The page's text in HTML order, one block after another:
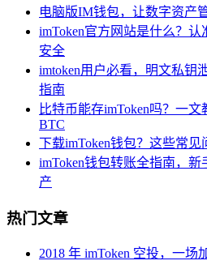
电脑版IM钱包，让数字资产
imToken官方网站是什么？
安全
imtoken用户必看，明文私钥
指南
比特币能存imToken吗？一
BTC
下载imToken钱包？这些常
imToken钱包转账全指南，
产
热门文章
2018 年 imToken 空投，一